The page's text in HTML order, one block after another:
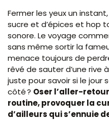
Fermer les yeux un
sucre et d’épices et hop
sonore. Le voyage
sans même sortir la
menace toujours de
rêvé de sauter d’une rive
juste pour savoir si le jour
côté ? Oser l’aller-
routine, provoquer la
d’ailleurs qui s’ennuie